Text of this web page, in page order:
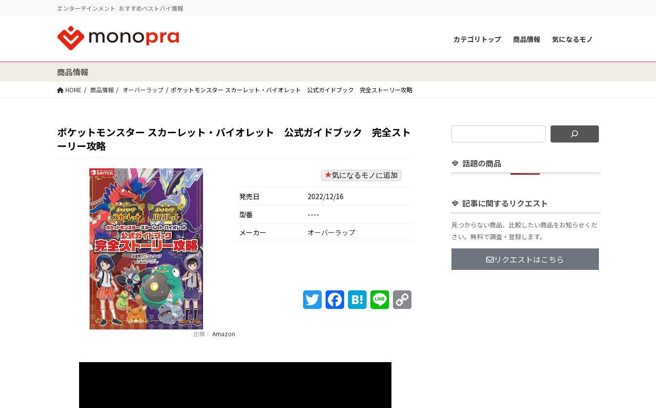
エンターテインメント おすすめベストバイ情報
カテゴリトップ 商品情報 気になるモノ
商品情報
HOME 商品情報 オーバーラップ ポケットモンスター スカーレット・バイオレット 公式ガイドブック 完全ストーリー攻略
ポケットモンスター スカーレット・バイオレット 公式ガイドブック 完全スト
ーリー攻略
出典： Amazon
気になるモノに追加
発売日
2022/12/16
型番
----
メーカー
オーバーラップ
Twitter FacebookHatena Line
話題の商品
記事に関するリクエスト
見つからない商品、比較したい商品をお知らせくだ
さい。無料で調査・登録します。
リクエストはこちら